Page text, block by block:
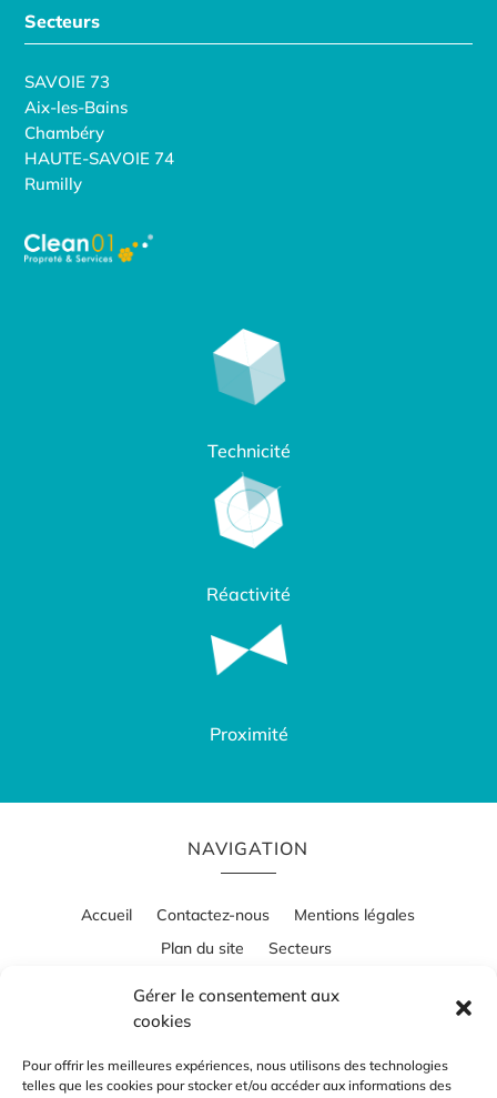
Gérer le consentement aux
cookies
Pour offrir les meilleures expériences, nous utilisons des technologies
telles que les cookies pour stocker et/ou accéder aux informations des
Secteurs
SAVOIE 73
Aix-les-Bains
Chambéry
HAUTE-SAVOIE 74
Rumilly
Technicité
Réactivité
Proximité
NAVIGATION
Accueil Contactez-nous
Mentions légales
Plan du site
Secteurs